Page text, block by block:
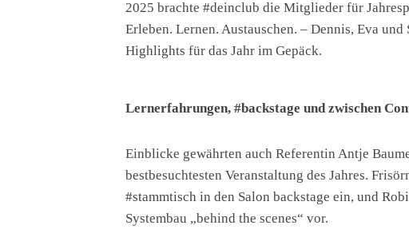
2025 brachte #deinclub die Mitglieder für
Erleben. Lernen. Austauschen. – Dennis, Eva
Highlights für das Jahr im Gepäck.
Lernerfahrungen, #backstage und zwischen
Einblicke gewährten auch Referentin Antje
bestbesuchtesten Veranstaltung des Jahres.
#stammtisch in den Salon backstage ein, und
Systembau „behind the scenes“ vor.